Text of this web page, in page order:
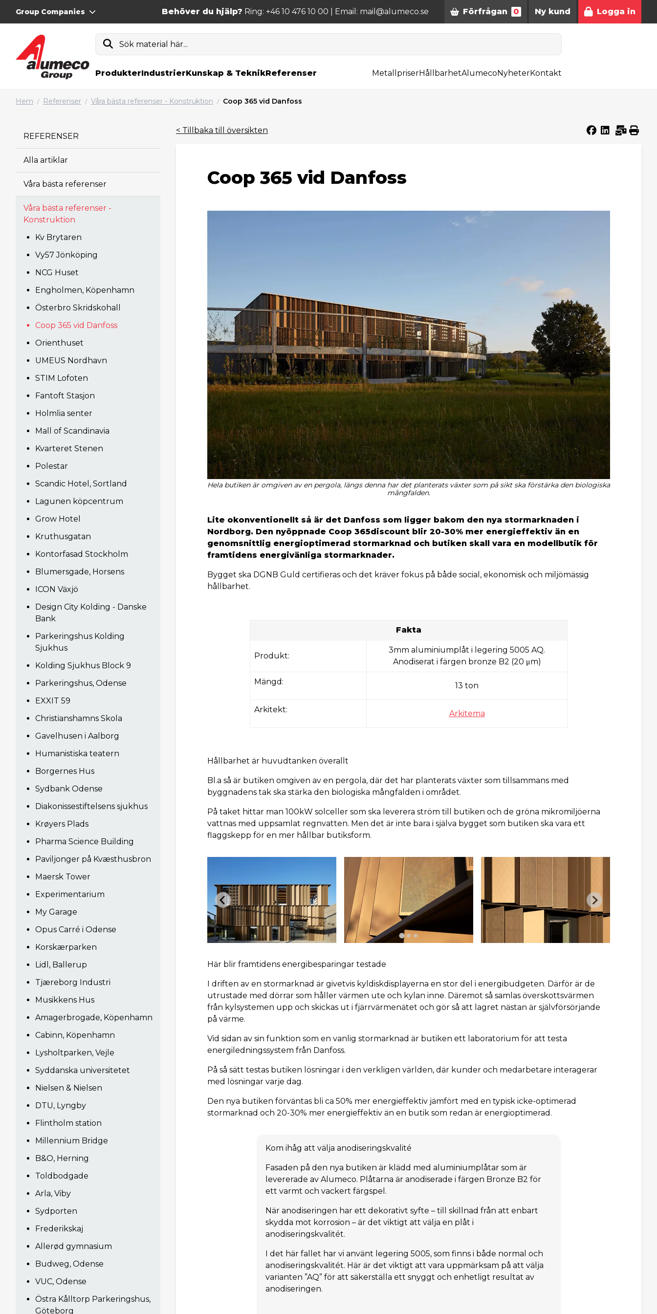
Group Companies Behöver du hjälp? Ring: +46 10 476 10 00 | Email: mail@alumeco.se Förfrågan 0 Ny kund Logga in
Sök material här...
ProdukterIndustrierKunskap & TeknikReferenser MetallpriserHållbarhetAlumecoNyheterKontakt
Hem / Referenser / Våra bästa referenser - Konstruktion / Coop 365 vid Danfoss
REFERENSER
Alla artiklar
Våra bästa referenser
Våra bästa referenser -
Konstruktion
Kv Brytaren
Vy57 Jönköping
NCG Huset
Engholmen, Köpenhamn
Österbro Skridskohall
Coop 365 vid Danfoss
Orienthuset
UMEUS Nordhavn
STIM Lofoten
Fantoft Stasjon
Holmlia senter
Mall of Scandinavia
Kvarteret Stenen
Polestar
Scandic Hotel, Sortland
Lagunen köpcentrum
Grow Hotel
Kruthusgatan
Kontorfasad Stockholm
Blumersgade, Horsens
ICON Växjö
Design City Kolding - Danske
Bank
Parkeringshus Kolding
Sjukhus
Kolding Sjukhus Block 9
Parkeringshus, Odense
EXXIT 59
Christianshamns Skola
Gavelhusen i Aalborg
Humanistiska teatern
Borgernes Hus
Sydbank Odense
Diakonissestiftelsens sjukhus
Krøyers Plads
Pharma Science Building
Paviljonger på Kvæsthusbron
Maersk Tower
Experimentarium
My Garage
Opus Carré i Odense
Korskærparken
Lidl, Ballerup
Tjæreborg Industri
Musikkens Hus
Amagerbrogade, Köpenhamn
Cabinn, Köpenhamn
Lysholtparken, Vejle
Syddanska universitetet
Nielsen & Nielsen
DTU, Lyngby
Flintholm station
Millennium Bridge
B&O, Herning
Toldbodgade
Arla, Viby
Sydporten
Frederikskaj
Allerød gymnasium
Budweg, Odense
VUC, Odense
Östra Kålltorp Parkeringshus,
Göteborg
< Tillbaka till översikten
Coop 365 vid Danfoss
Hela butiken är omgiven av en pergola, längs denna har det planterats växter som på sikt ska förstärka den biologiska
mångfalden.
Lite okonventionellt så är det Danfoss som ligger bakom den nya stormarknaden i
Nordborg. Den nyöppnade Coop 365discount blir 20-30% mer energieffektiv än en
genomsnittlig energioptimerad stormarknad och butiken skall vara en modellbutik för
framtidens energivänliga stormarknader.
Bygget ska DGNB Guld certifieras och det kräver fokus på både social, ekonomisk och miljömässig
hållbarhet.
Fakta
Produkt:
3mm aluminiumplåt i legering 5005 AQ.
Anodiserat i färgen bronze B2 (20 μm)
Mängd: 13 ton
Arkitekt: Arkitema
Hållbarhet är huvudtanken överallt
Bl.a så är butiken omgiven av en pergola, där det har planterats växter som tillsammans med
byggnadens tak ska stärka den biologiska mångfalden i området.
På taket hittar man 100kW solceller som ska leverera ström till butiken och de gröna mikromiljöerna
vattnas med uppsamlat regnvatten. Men det är inte bara i själva bygget som butiken ska vara ett
flaggskepp för en mer hållbar butiksform.
Här blir framtidens energibesparingar testade
I driften av en stormarknad är givetvis kyldiskdisplayerna en stor del i energibudgeten. Därför är de
utrustade med dörrar som håller värmen ute och kylan inne. Däremot så samlas överskottsvärmen
från kylsystemen upp och skickas ut i fjärrvärmenätet och gör så att lagret nästan är självförsörjande
på värme.
Vid sidan av sin funktion som en vanlig stormarknad är butiken ett laboratorium för att testa
energiledningssystem från Danfoss.
På så sätt testas butiken lösningar i den verkligen världen, där kunder och medarbetare interagerar
med lösningar varje dag.
Den nya butiken förväntas bli ca 50% mer energieffektiv jämfört med en typisk icke-optimerad
stormarknad och 20-30% mer energieffektiv än en butik som redan är energioptimerad.
Kom ihåg att välja anodiseringskvalité
Fasaden på den nya butiken är klädd med aluminiumplåtar som är
levererade av Alumeco. Plåtarna är anodiserade i färgen Bronze B2 för
ett varmt och vackert färgspel.
När anodiseringen har ett dekorativt syfte – till skillnad från att enbart
skydda mot korrosion – är det viktigt att välja en plåt i
anodiseringskvalitét.
I det här fallet har vi använt legering 5005, som finns i både normal och
anodiseringskvalitét. Här är det viktigt att vara uppmärksam på att välja
varianten ”AQ” för att säkerställa ett snyggt och enhetligt resultat av
anodiseringen.